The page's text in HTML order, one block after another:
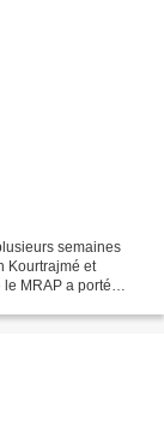
semaines
Kourtrajmé et
MRAP a porté